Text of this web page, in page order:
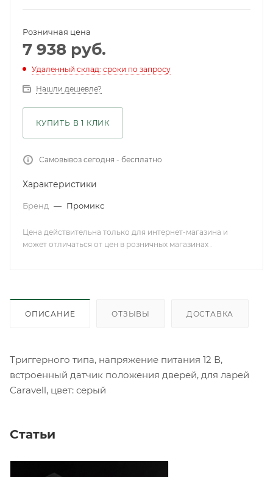
Розничная цена
7 938 руб.
Удаленный склад: сроки по запросу
Нашли дешевле?
КУПИТЬ В 1 КЛИК
Самовывоз сегодня - бесплатно
Характеристики
Бренд — Промикс
Цена действительна только для интернет-магазина и
может отличаться от цен в розничных магазинах .
ОПИСАНИЕ ОТЗЫВЫ ДОСТАВКА
Триггерного типа, напряжение питания 12 В,
встроенный датчик положения дверей, для ларей
Caravell, цвет: серый
Статьи